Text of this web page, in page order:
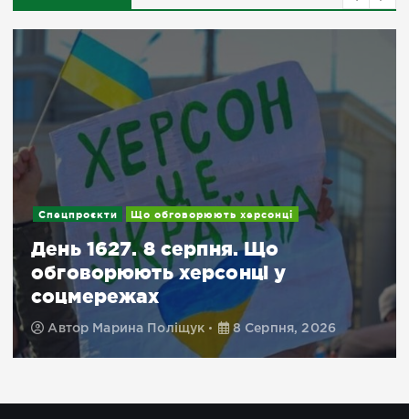
Новини Подробиці
Евакуація з Херсонщини:
доступні місця для
проживання в Миколаєві й
Кривому Розі
АвторМарина Поліщук 8 Серпня,